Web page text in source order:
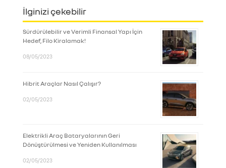
İlginizi çekebilir
Sürdürülebilir ve Verimli Finansal Yapı İçin
Hedef, Filo Kiralamak!
08/05/2023
Hibrit Araçlar Nasıl Çalışır?
02/05/2023
Elektrikli Araç Bataryalarının Geri
Dönüştürülmesi ve Yeniden Kullanılması
02/05/2023